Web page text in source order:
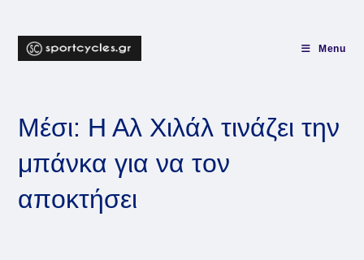
content
Menu
Μέσι: Η Αλ Χιλάλ τινάζει την
μπάνκα για να τον
αποκτήσει